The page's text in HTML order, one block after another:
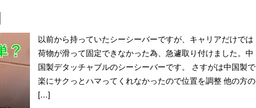
以前から持っていたシーシーバーですが、キャリアだけでは
荷物が滑って固定できなかった為、急遽取り付けました。中
国製デタッチャブルのシーシーバーです。 さすがは中国製で
楽にサクっとハマってくれなかったので位置を調整 他の方の
[…]